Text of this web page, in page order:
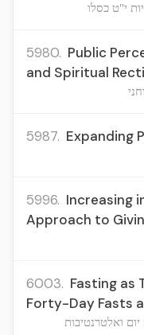
י"ט כסלו
5980. Public
and Spiritual
5987. Expanding
5996. Increasing
Approach to
6003. Fasting as
Forty-Day Fasts
ואלטרנטיבות